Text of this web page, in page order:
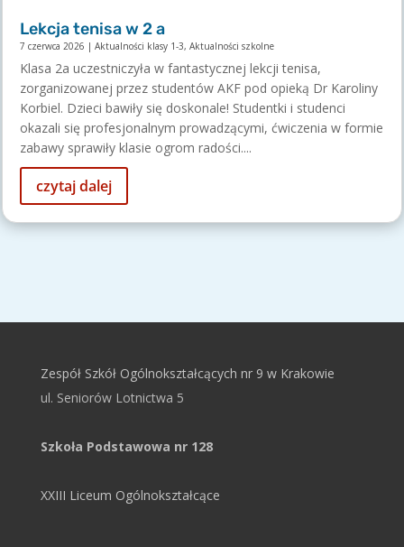
Lekcja tenisa w 2 a
7 czerwca 2026 |Aktualności klasy 1-3,Aktualności szkolne
Klasa 2a uczestniczyła w fantastycznej lekcji tenisa,
zorganizowanej przez studentów AKF pod opieką Dr Karoliny
Korbiel. Dzieci bawiły się doskonale! Studentki i studenci
okazali się profesjonalnym prowadzącymi, ćwiczenia w formie
zabawy sprawiły klasie ogrom radości....
czytaj dalej
Zespół Szkół Ogólnokształcących nr 9 w Krakowie
ul. Seniorów Lotnictwa 5
Szkoła Podstawowa nr 128
XXIII Liceum Ogólnokształcące